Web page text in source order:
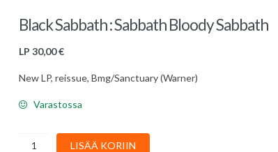
Black Sabbath : Sabbath Bloody Sabbath
LP 30,00€
New LP, reissue, Bmg/Sanctuary (Warner)
Varastossa
Black
LISÄÄ KORIIN